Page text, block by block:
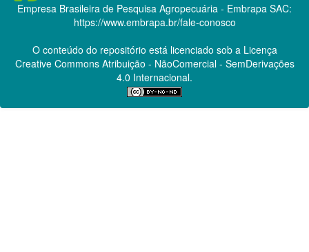
Empresa Brasileira de Pesquisa Agropecuária - Embrapa SAC:
https://www.embrapa.br/fale-conosco
O conteúdo do repositório está licenciado sob a Licença
Creative CommonsAtribuição - NãoComercial - SemDerivações
4.0 Internacional.